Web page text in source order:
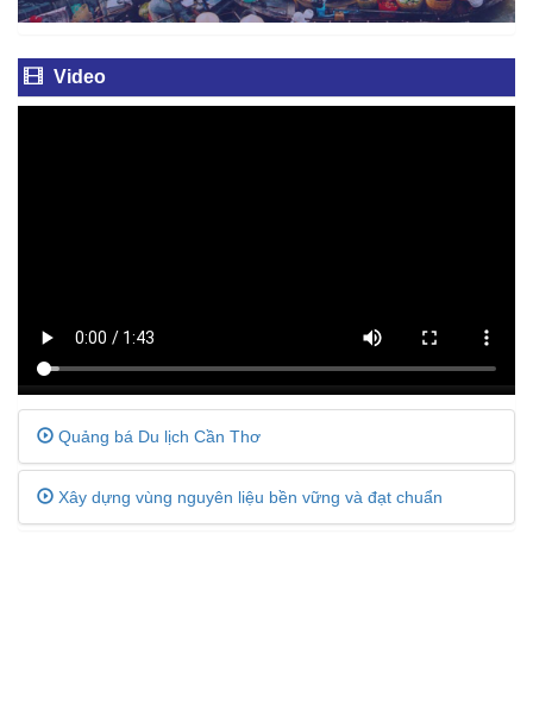
Video
Quảng bá Du lịch Cần Thơ
Xây dựng vùng nguyên liệu bền vững và đạt chuẩn